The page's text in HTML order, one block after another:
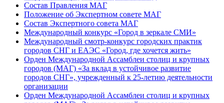
Состав Правления МАГ
Положение об Экспертном совете МАГ
Состав Экспертного совета МАГ
Международный конкурс «Город в зеркале СМИ»
Международный смотр-конкурс городских практик
городов СНГ и ЕАЭС «Город, где хочется жить»
Орден Международной Ассамблеи столиц и крупных
городов (МАГ) «За вклад в устойчивое развитие
городов СНГ», учрежденный к 25-летию деятельности
организации
Орден Международной Ассамблеи столиц и крупных